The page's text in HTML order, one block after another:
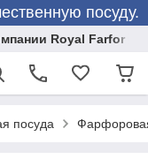
посуду.
Royal Farfor
посуда